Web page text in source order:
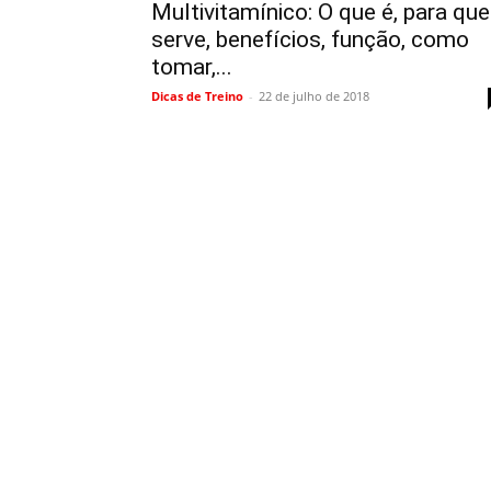
Multivitamínico: O que é, para que
serve, benefícios, função, como
tomar,...
Dicas de Treino - 22 de julho de 2018